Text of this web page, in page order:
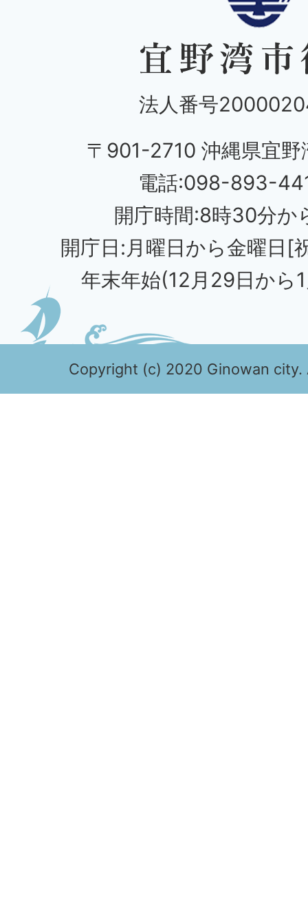
法人番号
〒901-2710 沖縄県宜野
電話:098-893-
開庁時間:8時30分か
開庁日:月曜日から金曜日[
年末年始(12月29日から
Copyright (c) 2020 Ginowan city.